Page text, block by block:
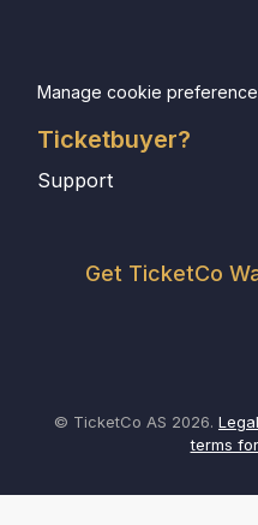
Manage cookie
Ticketbuyer?
Support
Get TicketCo
© TicketCo AS 2026.
terms